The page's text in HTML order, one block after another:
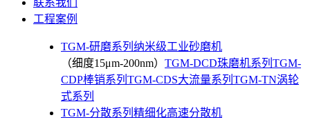
工程案例
TGM-研磨系列纳米级工业砂磨机
（细度15μm-200nm） TGM-DCD珠磨机系列 TGM-
CDP棒销系列 TGM-CDS大流量系列 TGM-TN涡轮
式系列
TGM-分散系列精细化高速分散机